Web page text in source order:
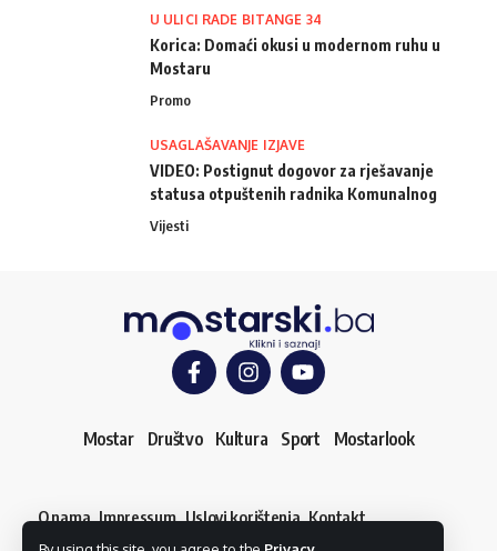
U ULICI RADE BITANGE 34
Korica: Domaći okusi u modernom ruhu u
Mostaru
Promo
USAGLAŠAVANJE IZJAVE
VIDEO: Postignut dogovor za rješavanje
statusa otpuštenih radnika Komunalnog
Vijesti
Mostar Društvo Kultura Sport Mostarlook
O nama Impressum Uslovi korištenja Kontakt
Dojavi vijest